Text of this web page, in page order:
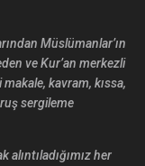
Müslümanlar’ın
ve Kur’an merkezli
kavram, kıssa,
sergileme
her